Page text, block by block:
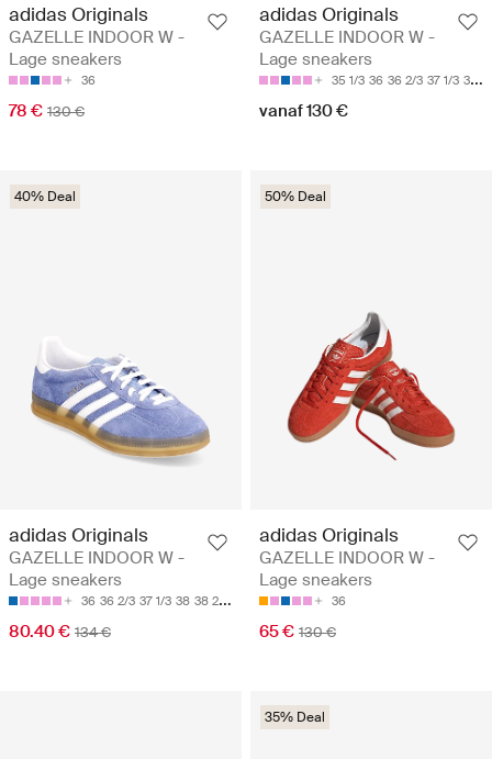
adidas Originals
GAZELLE INDOOR W -
Lage sneakers
36
78 € 130 €
adidas Originals
GAZELLE INDOOR W -
Lage sneakers
35 1/3 36 36 2/3 37 1/3 38
vanaf 130 €
40% Deal
adidas Originals
GAZELLE INDOOR W -
Lage sneakers
36 36 2/3 37 1/3 38 38 2/3
80.40 € 134 €
50% Deal
adidas Originals
GAZELLE INDOOR W -
Lage sneakers
36
65 € 130 €
35% Deal